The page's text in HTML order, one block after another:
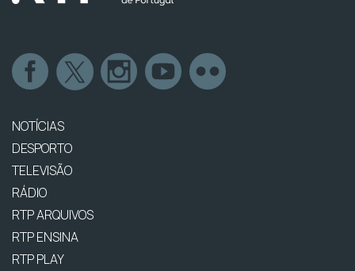
NOTÍCIAS
DESPORTO
TELEVISÃO
RÁDIO
RTP ARQUIVOS
RTP ENSINA
RTP PLAY